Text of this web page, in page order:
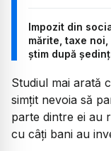
Impozit din
mărite, taxe
știm după
Studiul mai arată
simțit nevoia să
parte dintre ei au
cu câți bani au